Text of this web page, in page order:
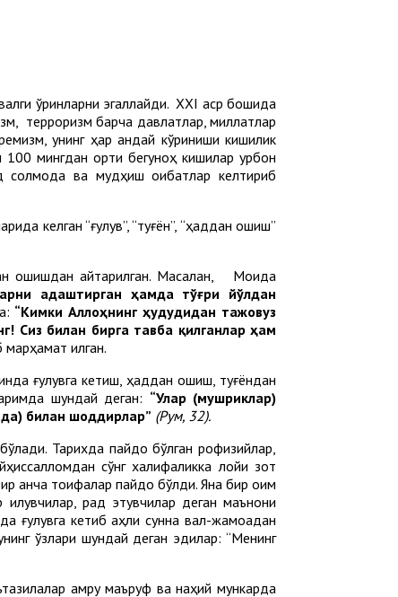
ўринларни эгаллайди. XXI аср бошида
терроризм барча давлатлар, миллатлар
унинг ҳар қандай кўриниши кишилик
мингдан ортиқ бегуноҳ кишилар қурбон
солмоқда ва мудҳиш оқибатлар келтириб
келган “ғулув”, “туғён”, “ҳаддан ошиш”
ошишдан қайтарилган. Масалан, Моида
адаштирган ҳамда тўғри йўлдан
“Кимки Аллоҳнинг ҳудудидан тажовуз
Сиз билан бирга тавба қилганлар ҳам
марҳамат қилган.
ғулувга кетиш, ҳаддан ошиш, туғёндан
шундай деган: “Улар (мушриклар)
билан шоддирлар” (Рум, 32).
Тарихда пайдо бўлган рофизийлар,
сўнг халифаликка лойиқ зот
қанча тоифалар пайдо бўлди. Яна бир оқим
рад этувчилар деган маънони
ғулувга кетиб аҳли сунна вал-жамоадан
ўзлари шундай деган эдилар: “Менинг
амру маъруф ва наҳий мункарда